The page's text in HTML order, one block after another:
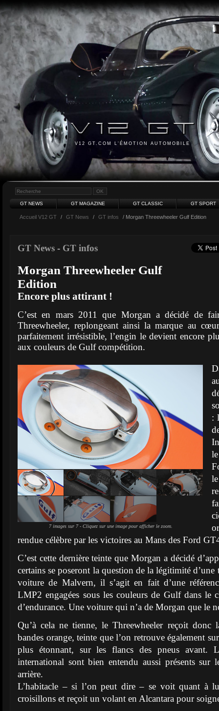
V12 GT.COM L'ÉMOTION AUTOMOBILE
GT NEWS GT MAGAZINE GT CLASSIC GT SPORT
Accueil V12 GT / GT News / GT infos / Morgan Threewheeler Gulf Edition
GT News - GT infos
Morgan Threewheeler Gulf
Edition
Encore plus attirant !
C’est en mars 2011 que Morgan a décidé de
Threewheeler, replongeant ainsi la marque au
parfaitement irrésistible, l’engin le devient encore
aux couleurs de Gulf compétition.
7 images sur 7 - Cliquez sur une image pour afficher le zoom.
:
rendue célèbre par les victoires au Mans des Ford
C’est cette dernière teinte que Morgan a décidé
certains se poseront la question de la légitimité
voiture de Malvern, il s’agit en fait d’une
LMP2 engagées sous les couleurs de Gulf dans le
d’endurance. Une voiture qui n’a de Morgan que le
Qu’à cela ne tienne, le Threewheeler reçoit donc
bandes orange, teinte que l’on retrouve également
plus étonnant, sur les flancs des pneus avant.
international sont bien entendu aussi présents sur
arrière.
L’habitacle – si l’on peut dire – se voit quant à
croisillons et reçoit un volant en Alcantara pour